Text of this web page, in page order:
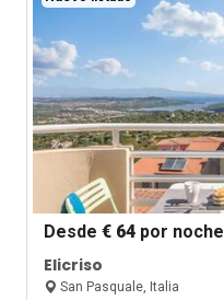
Desde€ 64 por noche
Elicriso
San Pasquale, Italia